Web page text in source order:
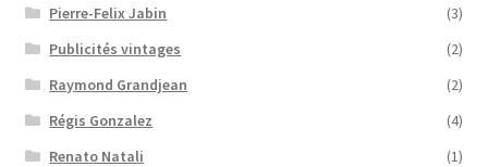
Pierre-Felix Jabin
(3)
Publicités vintages
(2)
Raymond Grandjean
(2)
Régis Gonzalez
(4)
Renato Natali
(1)